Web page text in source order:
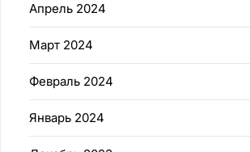
Апрель 2024
Март 2024
Февраль 2024
Январь 2024